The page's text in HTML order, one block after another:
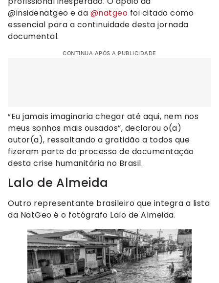
@insidenatgeo e da @natgeo foi citado como
essencial para a continuidade desta jornada
documental.
CONTINUA APÓS A PUBLICIDADE
“Eu jamais imaginaria chegar até aqui, nem nos
meus sonhos mais ousados”, declarou o(a)
autor(a), ressaltando a gratidão a todos que
fizeram parte do processo de documentação
desta crise humanitária no Brasil.
Lalo de Almeida
Outro representante brasileiro que integra a lista
da NatGeo é o fotógrafo Lalo de Almeida.